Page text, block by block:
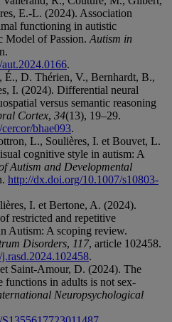
E.-L. (2024). Association
functioning in autistic
Model of Passion. Autism in
.
É., D. Thérien, V., Bernhardt, B.,
I. (2024). Differential neural
versus semantic reasoning
Cortex, 34(13), 19–29.
bhae093.
L., Soulières, I. et Bouvet, L.
cognitive style in autism: A
Autism and Developmental
http://dx.doi.org/10.1007/s10803-
I. et Bertone, A. (2024).
restricted and repetitive
Autism: A scoping review.
Disorders, 117, article 102458.
.
Saint-Amour, D. (2024). The
functions in adults is not sex-
Neuropsychological